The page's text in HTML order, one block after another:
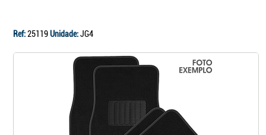
Ref:25119Unidade:JG4